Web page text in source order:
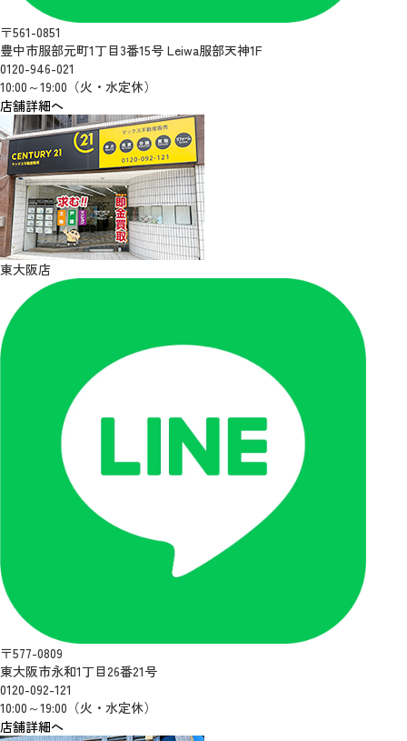
〒561-0851
豊中市服部元町1丁目3番15号 Leiwa服部天神1F
0120-946-021
10:00～19:00（火・水定休）
店舗詳細へ
東大阪店
〒577-0809
東大阪市永和1丁目26番21号
0120-092-121
10:00～19:00（火・水定休）
店舗詳細へ